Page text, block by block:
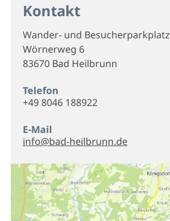
Kontakt
Wander- und Besucherparkplatz
Wörnerweg 6
83670 Bad Heilbrunn
Telefon
+49 8046 188922
E-Mail
info@bad-heilbrunn.de